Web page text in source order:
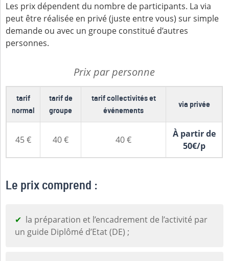
Les prix dépendent du nombre de participants. La via
peut être réalisée en privé (juste entre vous) sur simple
demande ou avec un groupe constitué d’autres
personnes.
Prix par personne
tarif
normal
tarif de
groupe
tarif collectivités et
événements
via privée
45 € 40 € 40 €
À partir de
50€/p
Le prix comprend :
la préparation et l’encadrement de l’activité par
un guide Diplômé d’Etat (DE) ;